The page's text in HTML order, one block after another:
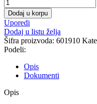
Dodaj u korpu
Uporedi
Dodaj u listu želja
Šifra proizvoda: 601910
Podeli:
Opis
Dokumenti
Opis